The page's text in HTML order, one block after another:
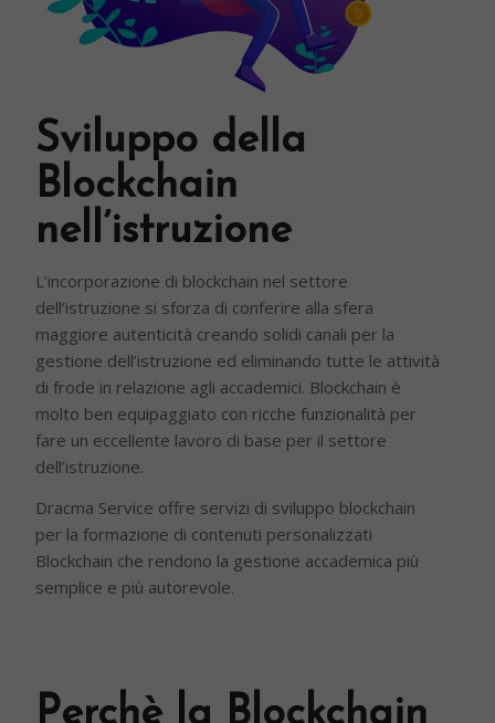
Sviluppo della
Blockchain
nell’istruzione
L’incorporazione di blockchain nel settore
dell’istruzione si sforza di conferire alla sfera
maggiore autenticità creando solidi canali per la
gestione dell’istruzione ed eliminando tutte le attività
di frode in relazione agli accademici. Blockchain è
molto ben equipaggiato con ricche funzionalità per
fare un eccellente lavoro di base per il settore
dell’istruzione.
Dracma Service offre servizi di sviluppo blockchain
per la formazione di contenuti personalizzati
Blockchain che rendono la gestione accademica più
semplice e più autorevole.